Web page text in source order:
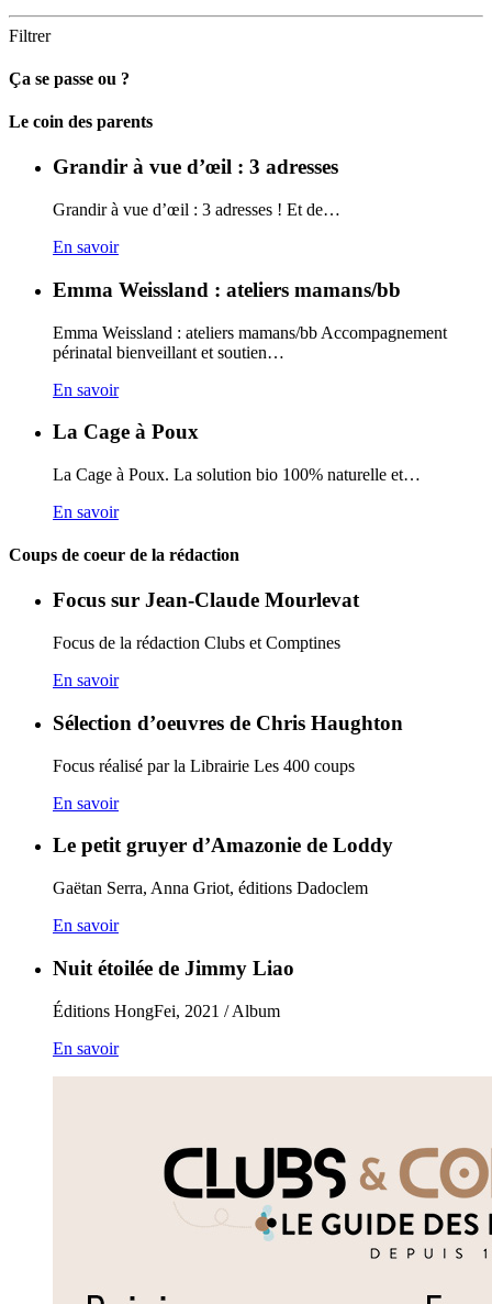
Filtrer
Ça se passe ou ?
Carto
Le coin des parents
Grandir à vue d’œil : 3 adresses
Grandir à vue d’œil : 3 adresses ! Et de…
En savoir
Emma Weissland : ateliers mamans/bb
Emma Weissland : ateliers mamans/bb Accompagnement
périnatal bienveillant et soutien…
En savoir
La Cage à Poux
La Cage à Poux. La solution bio 100% naturelle et…
En savoir
Coups de coeur de la rédaction
Focus sur Jean-Claude Mourlevat
Focus de la rédaction Clubs et Comptines
En savoir
Sélection d’oeuvres de Chris Haughton
Focus réalisé par la Librairie Les 400 coups
En savoir
Le petit gruyer d’Amazonie de Loddy
Gaëtan Serra, Anna Griot, éditions Dadoclem
En savoir
Nuit étoilée de Jimmy Liao
Éditions HongFei, 2021 / Album
En savoir